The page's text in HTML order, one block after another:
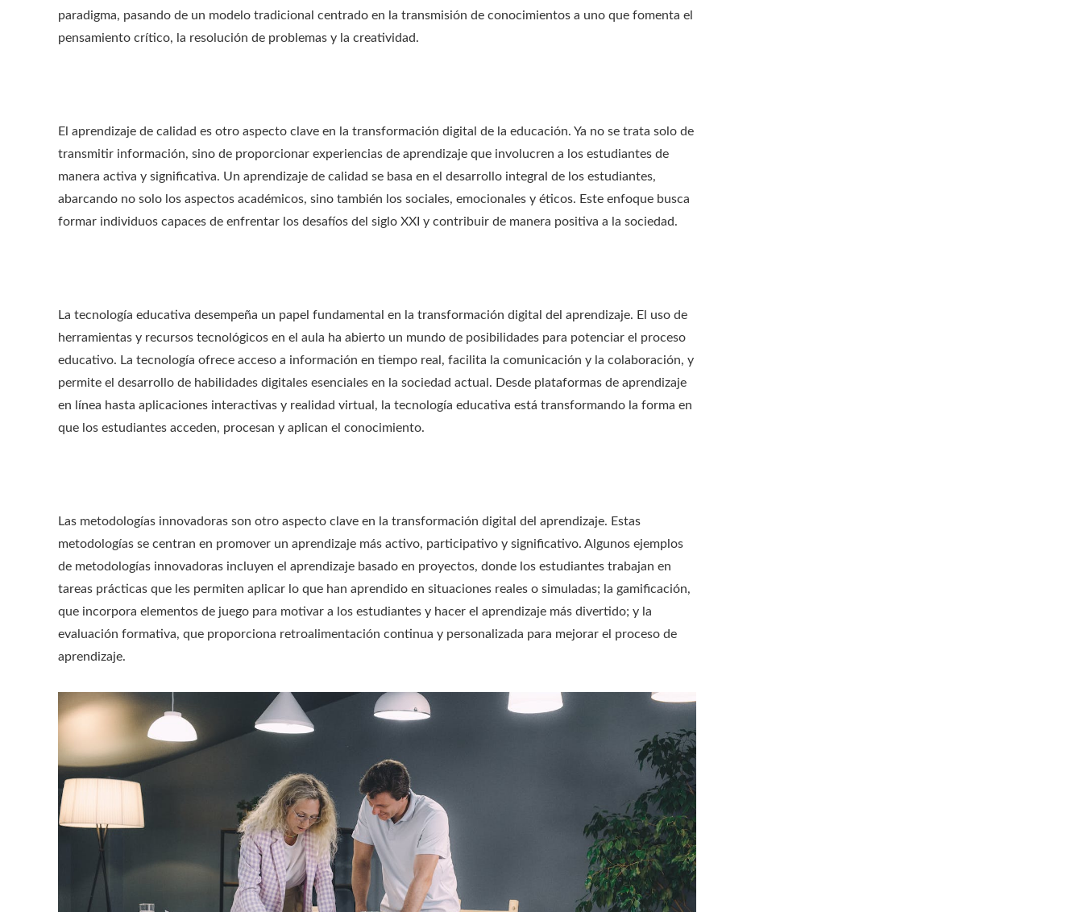
paradigma, pasando de un modelo tradicional centrado en la transmisión de conocimientos a uno que fomenta el
pensamiento crítico, la resolución de problemas y la creatividad.
El aprendizaje de calidad es otro aspecto clave en la transformación digital de la educación. Ya no se trata solo de
transmitir información, sino de proporcionar experiencias de aprendizaje que involucren a los estudiantes de
manera activa y significativa. Un aprendizaje de calidad se basa en el desarrollo integral de los estudiantes,
abarcando no solo los aspectos académicos, sino también los sociales, emocionales y éticos. Este enfoque busca
formar individuos capaces de enfrentar los desafíos del siglo XXI y contribuir de manera positiva a la sociedad.
La tecnología educativa desempeña un papel fundamental en la transformación digital del aprendizaje. El uso de
herramientas y recursos tecnológicos en el aula ha abierto un mundo de posibilidades para potenciar el proceso
educativo. La tecnología ofrece acceso a información en tiempo real, facilita la comunicación y la colaboración, y
permite el desarrollo de habilidades digitales esenciales en la sociedad actual. Desde plataformas de aprendizaje
en línea hasta aplicaciones interactivas y realidad virtual, la tecnología educativa está transformando la forma en
que los estudiantes acceden, procesan y aplican el conocimiento.
Las metodologías innovadoras son otro aspecto clave en la transformación digital del aprendizaje. Estas
metodologías se centran en promover un aprendizaje más activo, participativo y significativo. Algunos ejemplos
de metodologías innovadoras incluyen el aprendizaje basado en proyectos, donde los estudiantes trabajan en
tareas prácticas que les permiten aplicar lo que han aprendido en situaciones reales o simuladas; la gamificación,
que incorpora elementos de juego para motivar a los estudiantes y hacer el aprendizaje más divertido; y la
evaluación formativa, que proporciona retroalimentación continua y personalizada para mejorar el proceso de
aprendizaje.